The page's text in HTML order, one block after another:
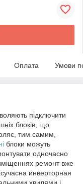
Оплата Умови
підключити
блоків, що
тим самим,
блоки можуть
одночасно
ремонт вже
инверторная
хвилями і